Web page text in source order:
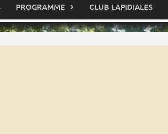
PROGRAMME CLUB LAPIDIALES